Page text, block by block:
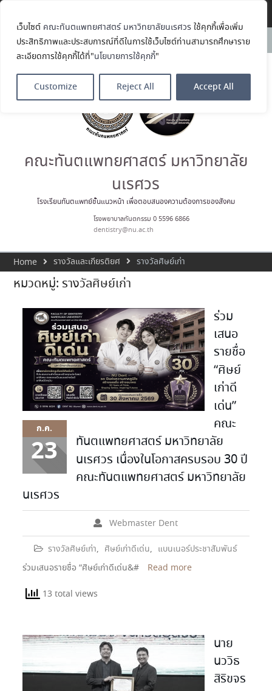
เว็บไซต์ คณะทันตแพทยศาสตร์ มหาวิทยาลัยนเรศวร ใช้คุกกี้เพื่อเพิ่ม
ประสิทธิภาพและประสบการณ์ที่ดีในการใช้เว็บไซต์ท่านสามารถศึกษาราย
ละเอียดการใช้คุกกี้ได้ที่"นโยบายการใช้คุกกี้"
Customize Reject All Accept All
News:
ขอแสดงความยินดีกับ รศ.ทพญ.รัช
วรรณ ตัณศลารักษ์ อาจารย์ประจำ
ภาควิชาทันตกรรมป้องกัน สาขาวิชา
ตำแหน่ง เลขาธิการสมาคม
ทันตแพทย์จัดฟันแห่ง
ประมวลภาพบรรยากาศกิจกรรม
Dent Connect Board Game
Café ครั้งที่ 1 เมื่อวันที่ 4 สิงหาคม
2569 ณ คณะทันแพทยศาสตร์
คณะทันตแพทยศาสตร์
ประชาสัมพันธ์ หลักสูตรทันตแพทย
ศาสตรบัณฑิต และหลักสูตร
ในโครงการ Open House 2026
กิจกรรม NU Explore: เคลียร์ตัว
คณะทันตแพทยศาสตร์ มหาวิทยาลัย
นเรศวร
โรงเรียนทันตแพทย์ชั้นแนวหน้า เพื่อตอบสนองความต้องการของสังคม
โรงพยาบาลทันตกรรม 0 5596 6866
dentistry@nu.ac.th
Home รางวัลและเกียรติยศ รางวัลศิษย์เก่า
หมวดหมู่: รางวัลศิษย์เก่า
ก.ค.
23
ร่วม
เสนอ
รายชื่อ
“ศิษย์
เก่าดี
เด่น”
คณะ
ทันตแพทยศาสตร์ มหาวิทยาลัย
นเรศวร เนื่องในโอกาสครบรอบ 30 ปี
คณะทันตแพทยศาสตร์ มหาวิทยาลัย
นเรศวร
Webmaster Dent
รางวัลศิษย์เก่า, ศิษย์เก่าดีเด่น, แบนเนอร์ประชาสัมพันธ์
ร่วมเสนอรายชื่อ “ศิษย์เก่าดีเด่น&#
Read more
13 total views
นาย
นววิธ
สิริขจร